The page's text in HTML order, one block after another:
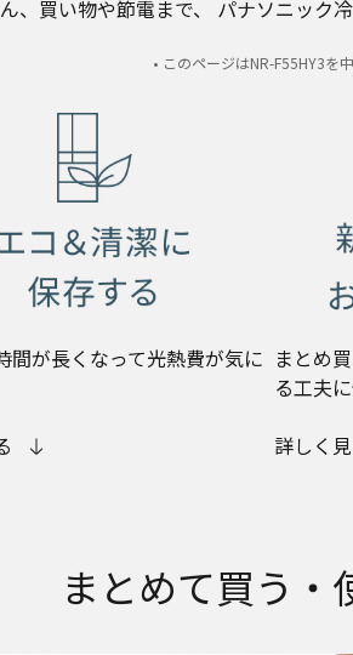
、買い物や節電まで、 パナソニック
• このページはNR-F55HY3を
間が長くなって光熱費が気に まとめ
る工夫
詳しく
まとめて買う・